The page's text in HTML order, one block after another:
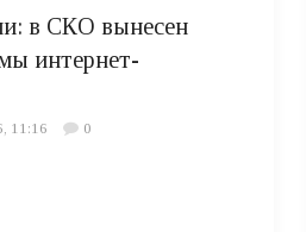
в СКО вынесен
интернет-
11:16 0